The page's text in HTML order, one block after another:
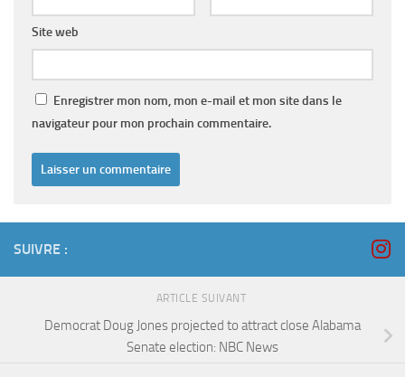
Site web
Enregistrer mon nom, mon e-mail et mon site dans le
navigateur pour mon prochain commentaire.
SUIVRE :
ARTICLE SUIVANT
Democrat Doug Jones projected to attract close Alabama
Senate election: NBC News